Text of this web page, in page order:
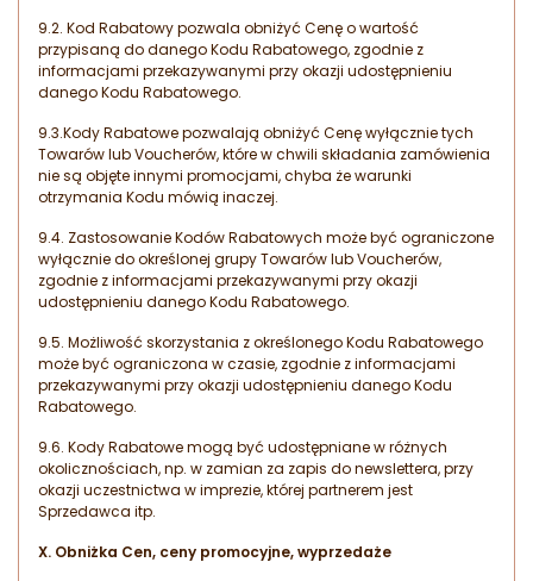
9.2. Kod Rabatowy pozwala obniżyć Cenę o wartość
przypisaną do danego Kodu Rabatowego, zgodnie z
informacjami przekazywanymi przy okazji udostępnieniu
danego Kodu Rabatowego.
9.3.Kody Rabatowe pozwalają obniżyć Cenę wyłącznie tych
Towarów lub Voucherów, które w chwili składania zamówienia
nie są objęte innymi promocjami, chyba że warunki
otrzymania Kodu mówią inaczej.
9.4. Zastosowanie Kodów Rabatowych może być ograniczone
wyłącznie do określonej grupy Towarów lub Voucherów,
zgodnie z informacjami przekazywanymi przy okazji
udostępnieniu danego Kodu Rabatowego.
9.5. Możliwość skorzystania z określonego Kodu Rabatowego
może być ograniczona w czasie, zgodnie z informacjami
przekazywanymi przy okazji udostępnieniu danego Kodu
Rabatowego.
9.6. Kody Rabatowe mogą być udostępniane w różnych
okolicznościach, np. w zamian za zapis do newslettera, przy
okazji uczestnictwa w imprezie, której partnerem jest
Sprzedawca itp.
X. Obniżka Cen, ceny promocyjne, wyprzedaże